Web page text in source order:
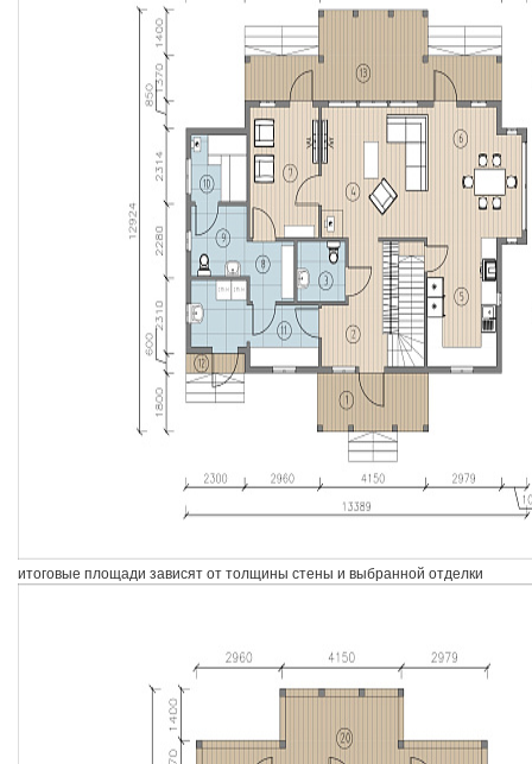
итоговые площади зависят от толщины стены и выбранной отделки